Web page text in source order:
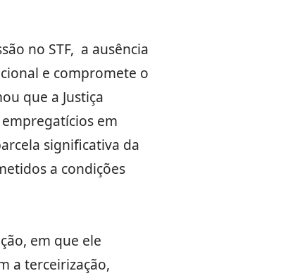
no STF, a ausência
e compromete o
que a Justiça
em
significativa da
a condições
em que ele
a terceirização,